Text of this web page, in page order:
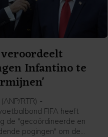
Infantino te
RTR) -
FIFA heeft
de "gecoördineerde en
pogingen" om de